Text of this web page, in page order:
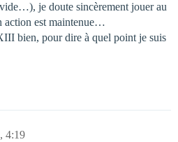
je doute sincèrement jouer au
est maintenue…
bien, pour dire à quel point je suis
4:19